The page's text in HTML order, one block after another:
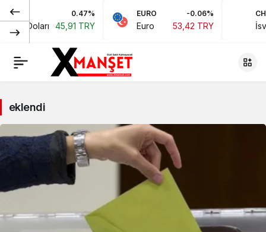
0.47%
Doları 45,91 TRY
EURO -0.06%
Euro 53,42 TRY
CHF
eklendi